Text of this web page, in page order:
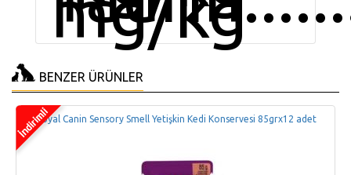
BENZER ÜRÜNLER
Royal Canin Sensory Smell Yetişkin Kedi Konservesi 85grx12 adet